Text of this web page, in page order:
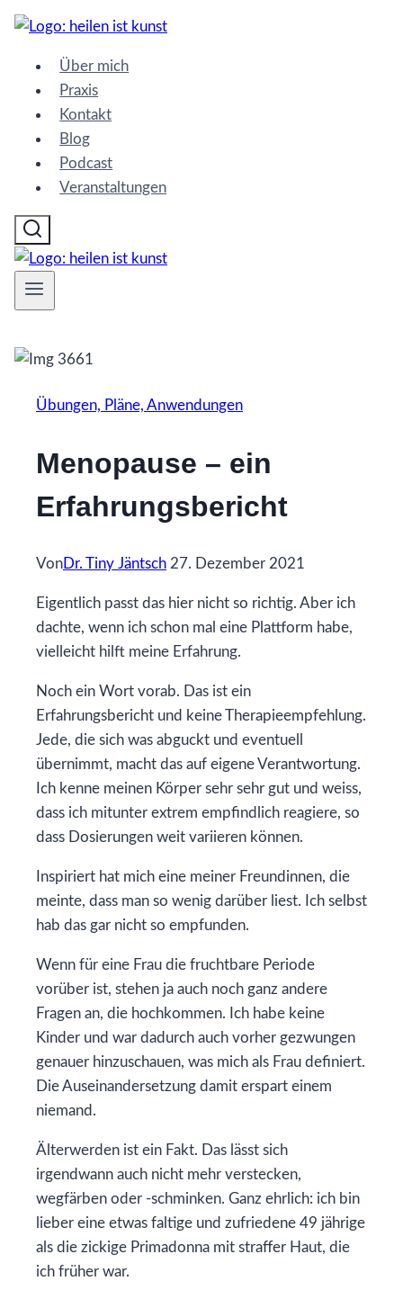
Zum
springen
Über mich
Praxis
Kontakt
Blog
Podcast
Veranstaltungen
Übungen, Pläne, Anwendungen
Menopause – ein
Erfahrungsbericht
VonDr. Tiny Jäntsch 27. Dezember 2021
Eigentlich passt das hier nicht so richtig. Aber ich
dachte, wenn ich schon mal eine Plattform habe,
vielleicht hilft meine Erfahrung.
Noch ein Wort vorab. Das ist ein
Erfahrungsbericht und keine Therapieempfehlung.
Jede, die sich was abguckt und eventuell
übernimmt, macht das auf eigene Verantwortung.
Ich kenne meinen Körper sehr sehr gut und weiss,
dass ich mitunter extrem empfindlich reagiere, so
dass Dosierungen weit variieren können.
Inspiriert hat mich eine meiner Freundinnen, die
meinte, dass man so wenig darüber liest. Ich selbst
hab das gar nicht so empfunden.
Wenn für eine Frau die fruchtbare Periode
vorüber ist, stehen ja auch noch ganz andere
Fragen an, die hochkommen. Ich habe keine
Kinder und war dadurch auch vorher gezwungen
genauer hinzuschauen, was mich als Frau definiert.
Die Auseinandersetzung damit erspart einem
niemand.
Älterwerden ist ein Fakt. Das lässt sich
irgendwann auch nicht mehr verstecken,
wegfärben oder -schminken. Ganz ehrlich: ich bin
lieber eine etwas faltige und zufriedene 49 jährige
als die zickige Primadonna mit straffer Haut, die
ich früher war.